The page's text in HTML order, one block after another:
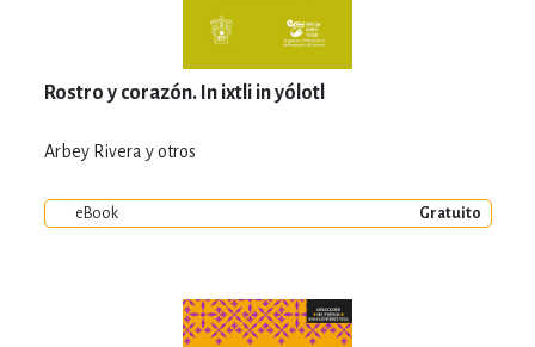
Rostro y corazón. In ixtli in yólotl
Arbey Rivera y otros
eBook Gratuito